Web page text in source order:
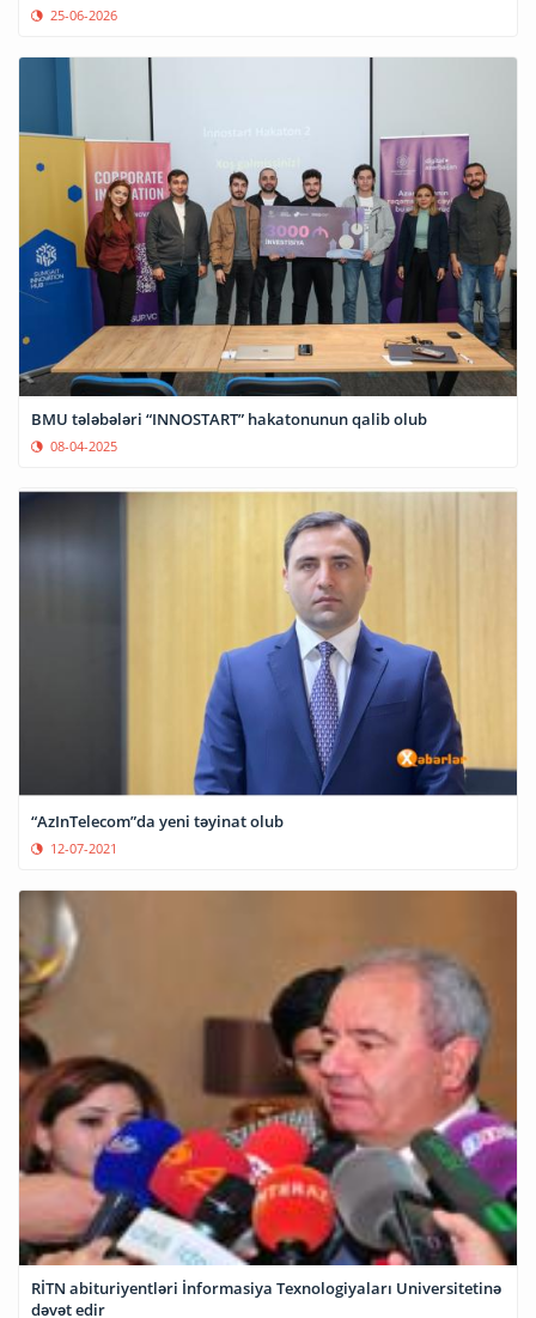
25-06-2026
BMU tələbələri “INNOSTART” hakatonunun qalib olub
08-04-2025
“AzInTelecom”da yeni təyinat olub
12-07-2021
RİTN abituriyentləri İnformasiya Texnologiyaları Universitetinə
dəvət edir